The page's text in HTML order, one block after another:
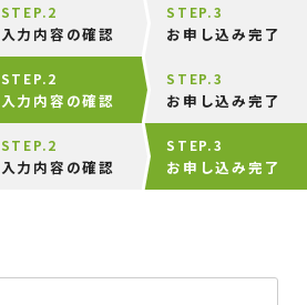
STEP.2
入力内容の確認
STEP.3
お申し込み完了
STEP.2
入力内容の確認
STEP.3
お申し込み完了
STEP.2
入力内容の確認
STEP.3
お申し込み完了